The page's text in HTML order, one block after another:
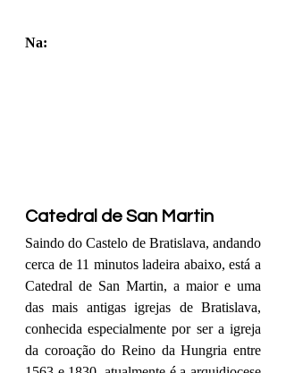
Na:
Catedral de San Martin
Saindo do Castelo de Bratislava, andando
cerca de 11 minutos ladeira abaixo, está a
Catedral de San Martin, a maior e uma
das mais antigas igrejas de Bratislava,
conhecida especialmente por ser a igreja
da coroação do Reino da Hungria entre